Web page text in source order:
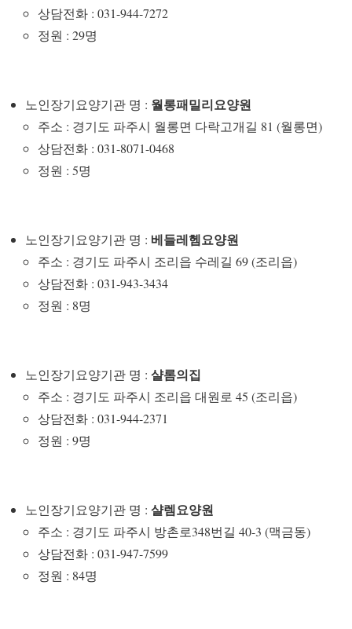
상담전화 : 031-944-7272
정원 : 29명
노인장기요양기관 명 : 월롱패밀리요양원
주소 : 경기도 파주시 월롱면 다락고개길 81 (월롱면)
상담전화 : 031-8071-0468
정원 : 5명
노인장기요양기관 명 : 베들레헴요양원
주소 : 경기도 파주시 조리읍 수레길 69 (조리읍)
상담전화 : 031-943-3434
정원 : 8명
노인장기요양기관 명 : 샬롬의집
주소 : 경기도 파주시 조리읍 대원로 45 (조리읍)
상담전화 : 031-944-2371
정원 : 9명
노인장기요양기관 명 : 샬렘요양원
주소 : 경기도 파주시 방촌로348번길 40-3 (맥금동)
상담전화 : 031-947-7599
정원 : 84명